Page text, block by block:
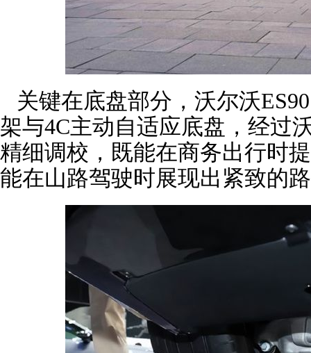
关键在底盘部分，沃尔沃
架与4C主动自适应底盘，经过
精细调校，既能在商务出行时
能在山路驾驶时展现出紧致的